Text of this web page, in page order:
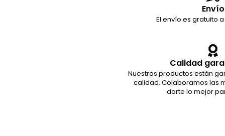
Envío
El envío es gratuito
Calidad
Nuestros productos están
calidad. Colaboramos las
darte lo mejor